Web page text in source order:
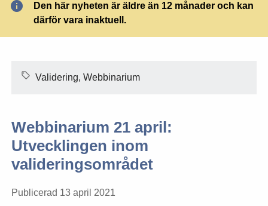
Den här nyheten är äldre än 12 månader och kan
därför vara inaktuell.
Validering, Webbinarium
Webbinarium 21 april:
Utvecklingen inom
valideringsområdet
Publicerad 13 april 2021